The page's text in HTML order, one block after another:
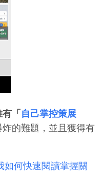
「 自己掌控策展
的難題，並且獲得有
如何快速閱讀掌握關